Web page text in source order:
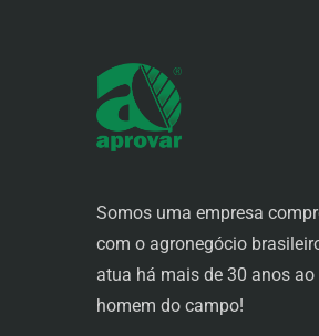
Somos uma empresa
com o agronegócio
atua há mais de 30 anos
homem do campo!